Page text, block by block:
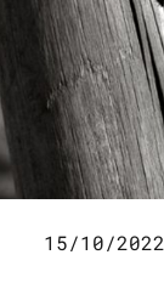
15/10/2022